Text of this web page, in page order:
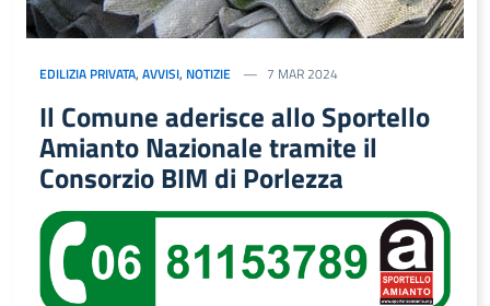
EDILIZIA PRIVATA, AVVISI, NOTIZIE 7 MAR 2024
Il Comune aderisce allo Sportello
Amianto Nazionale tramite il
Consorzio BIM di Porlezza